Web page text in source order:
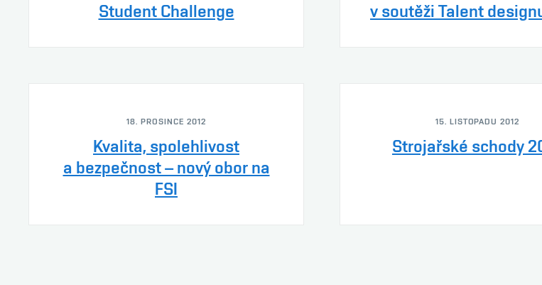
Student Challenge
v soutěži Talent
18. PROSINCE 2012
Kvalita, spolehlivost
a bezpečnost – nový obor na
FSI
15. LISTOPADU 2012
Strojařské schody